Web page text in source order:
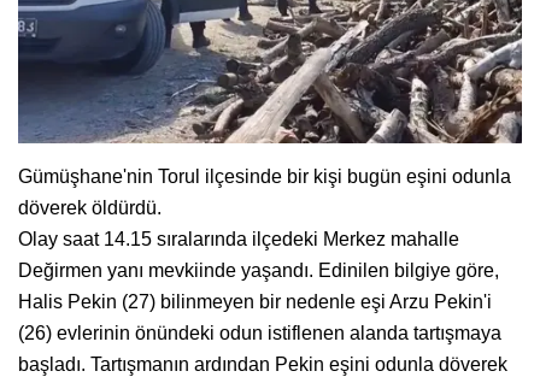
Gümüşhane'nin Torul ilçesinde bir kişi bugün eşini odunla
döverek öldürdü.
Olay saat 14.15 sıralarında ilçedeki Merkez mahalle
Değirmen yanı mevkiinde yaşandı. Edinilen bilgiye göre,
Halis Pekin (27) bilinmeyen bir nedenle eşi Arzu Pekin'i
(26) evlerinin önündeki odun istiflenen alanda tartışmaya
başladı. Tartışmanın ardından Pekin eşini odunla döverek